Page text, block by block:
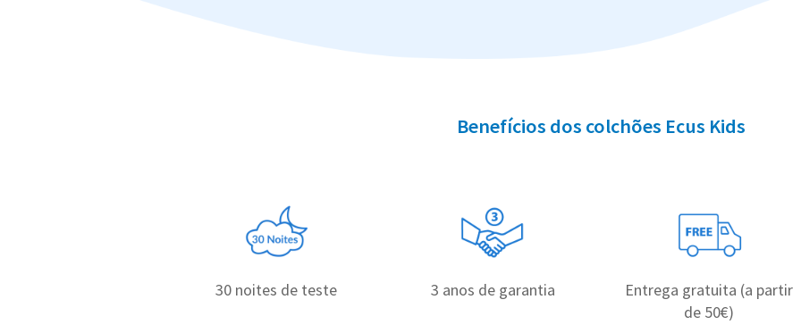
Benefícios dos colchões Ecus Kids
30 noites de teste 3 anos de garantia
Entrega gratuita (a partir
de 50€)